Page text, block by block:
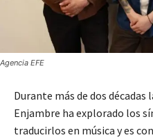
Agencia EFE
Durante más de dos décadas
Enjambre ha explorado los
traducirlos en música y es